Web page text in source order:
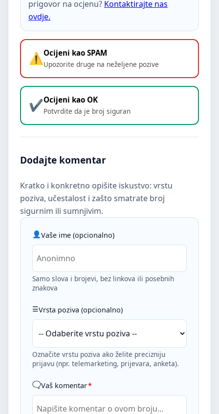
prigovor na ocjenu? Kontaktirajte nas
ovdje.
Ocijeni kao SPAM
Upozorite druge na neželjene pozive
Ocijeni kao OK
Potvrdite da je broj siguran
Dodajte komentar
Kratko i konkretno opišite iskustvo: vrstu
poziva, učestalost i zašto smatrate broj
sigurnim ili sumnjivim.
Vaše ime (opcionalno)
Samo slova i brojevi, bez linkova ili posebnih
znakova
Vrsta poziva (opcionalno)
Označite vrstu poziva ako želite precizniju
prijavu (npr. telemarketing, prijevara, anketa).
Vaš komentar*